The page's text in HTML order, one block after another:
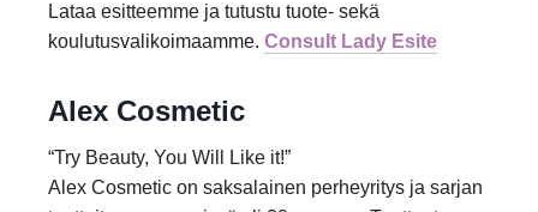
Lataa esitteemme ja tutustu tuote- sekä
koulutusvalikoimaamme. Consult Lady Esite
Alex Cosmetic
“Try Beauty, You Will Like it!”
Alex Cosmetic on saksalainen perheyritys ja sarjan